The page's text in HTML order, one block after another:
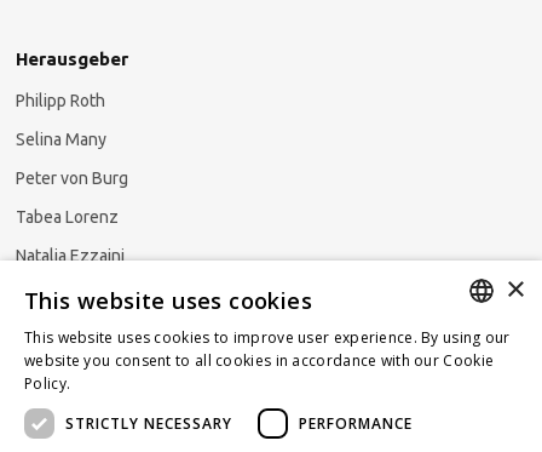
Herausgeber
Philipp Roth
Selina Many
Peter von Burg
Tabea Lorenz
Natalja Ezzaini
Newsletter abonnieren
GERMAN
×
This website uses cookies
This website uses cookies to improve user experience. By using our
website you consent to all cookies in accordance with our Cookie
Policy.
STRICTLY NECESSARY
PERFORMANCE